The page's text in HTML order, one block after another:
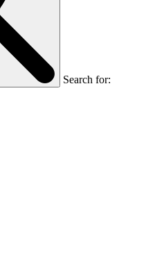
Search for: